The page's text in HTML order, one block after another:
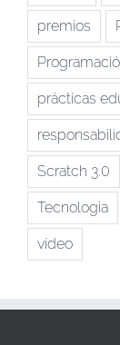
premios
prácticas
Scratch 3.0
Tecnologia
vídeo